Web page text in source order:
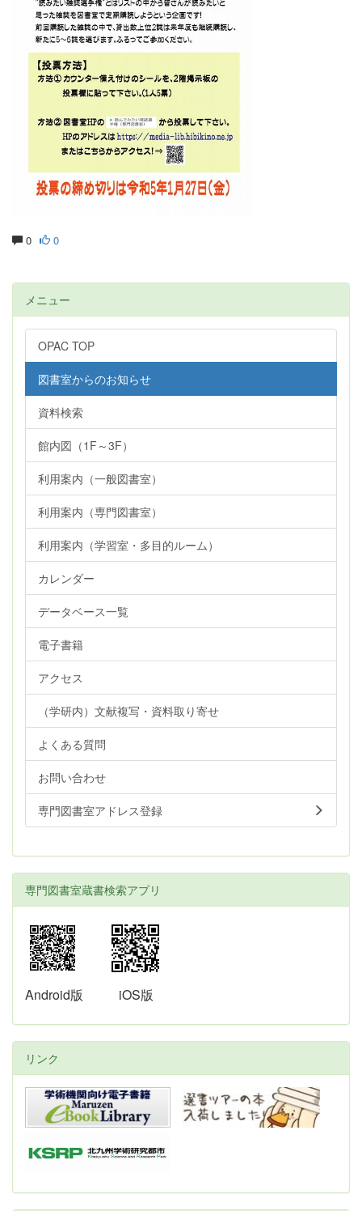
0 0
メニュー
OPAC TOP
図書室からのお知らせ
資料検索
館内図（1F～3F）
利用案内（一般図書室）
利用案内（専門図書室）
利用案内（学習室・多目的ルーム）
カレンダー
データベース一覧
電子書籍
アクセス
（学研内）文献複写・資料取り寄せ
よくある質問
お問い合わせ
専門図書室アドレス登録
専門図書室蔵書検索アプリ
Android版 iOS版
リンク